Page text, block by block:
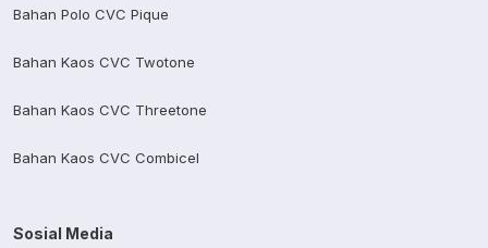
Bahan Polo CVC Pique
Bahan Kaos CVC Twotone
Bahan Kaos CVC Threetone
Bahan Kaos CVC Combicel
Sosial Media